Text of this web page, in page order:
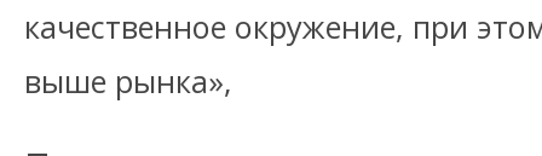
качественное окружение, при
выше рынка»,